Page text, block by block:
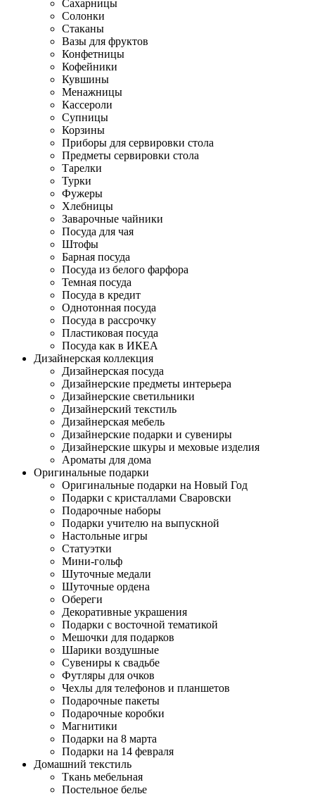
Сахарницы
Солонки
Стаканы
Вазы для фруктов
Конфетницы
Кофейники
Кувшины
Менажницы
Кассероли
Супницы
Корзины
Приборы для сервировки стола
Предметы сервировки стола
Тарелки
Турки
Фужеры
Хлебницы
Заварочные чайники
Посуда для чая
Штофы
Барная посуда
Посуда из белого фарфора
Темная посуда
Посуда в кредит
Однотонная посуда
Посуда в рассрочку
Пластиковая посуда
Посуда как в ИКЕА
Дизайнерская коллекция
Дизайнерская посуда
Дизайнерские предметы интерьера
Дизайнерские светильники
Дизайнерский текстиль
Дизайнерская мебель
Дизайнерские подарки и сувениры
Дизайнерские шкуры и меховые изделия
Ароматы для дома
Оригинальные подарки
Оригинальные подарки на Новый Год
Подарки с кристаллами Сваровски
Подарочные наборы
Подарки учителю на выпускной
Настольные игры
Статуэтки
Мини-гольф
Шуточные медали
Шуточные ордена
Обереги
Декоративные украшения
Подарки с восточной тематикой
Мешочки для подарков
Шарики воздушные
Сувениры к свадьбе
Футляры для очков
Чехлы для телефонов и планшетов
Подарочные пакеты
Подарочные коробки
Магнитики
Подарки на 8 марта
Подарки на 14 февраля
Домашний текстиль
Ткань мебельная
Постельное белье